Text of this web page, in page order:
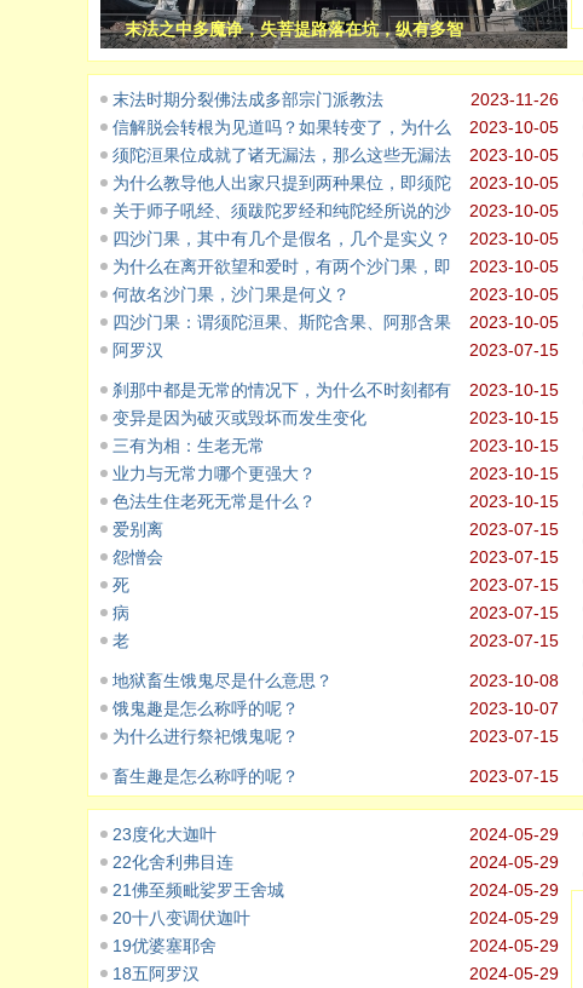
末法之中多魔诤，失菩提路落在坑，纵有多智
2023-11-26
末法时期分裂佛法成多部宗门派教法
2023-10-05
信解脱会转根为见道吗？如果转变了，为什么
2023-10-05
须陀洹果位成就了诸无漏法，那么这些无漏法
2023-10-05
为什么教导他人出家只提到两种果位，即须陀
2023-10-05
关于师子吼经、须跋陀罗经和纯陀经所说的沙
2023-10-05
四沙门果，其中有几个是假名，几个是实义？
2023-10-05
为什么在离开欲望和爱时，有两个沙门果，即
2023-10-05
何故名沙门果，沙门果是何义？
2023-10-05
四沙门果：谓须陀洹果、斯陀含果、阿那含果
2023-07-15
阿罗汉
2023-10-15
刹那中都是无常的情况下，为什么不时刻都有
2023-10-15
变异是因为破灭或毁坏而发生变化
2023-10-15
三有为相：生老无常
2023-10-15
业力与无常力哪个更强大？
2023-10-15
色法生住老死无常是什么？
2023-07-15
爱别离
2023-07-15
怨憎会
2023-07-15
死
2023-07-15
病
2023-07-15
老
2023-10-08
地狱畜生饿鬼尽是什么意思？
2023-10-07
饿鬼趣是怎么称呼的呢？
2023-07-15
为什么进行祭祀饿鬼呢？
2023-07-15
畜生趣是怎么称呼的呢？
2024-05-29
23度化大迦叶
2024-05-29
22化舍利弗目连
2024-05-29
21佛至频毗娑罗王舍城
2024-05-29
20十八变调伏迦叶
2024-05-29
19优婆塞耶舍
2024-05-29
18五阿罗汉